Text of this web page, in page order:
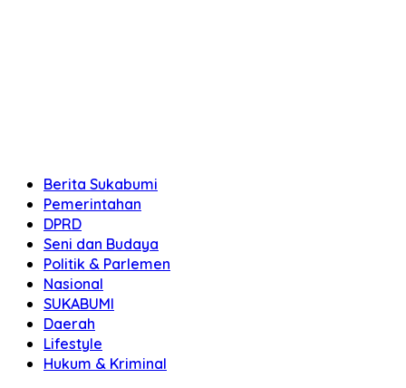
Berita Sukabumi
Pemerintahan
DPRD
Seni dan Budaya
Politik & Parlemen
Nasional
SUKABUMI
Daerah
Lifestyle
Hukum & Kriminal